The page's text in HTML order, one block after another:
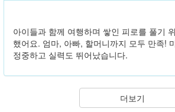
아이들과 함께 여행하며 쌓인 피로를 풀기
했어요. 엄마, 아빠, 할머니까지 모두 만족!
정중하고 실력도 뛰어났습니다.
더보기